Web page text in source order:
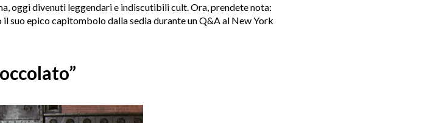
oggi divenuti leggendari e indiscutibili cult. Ora, prendete nota:
suo epico capitombolo dalla sedia durante un Q&A al New York